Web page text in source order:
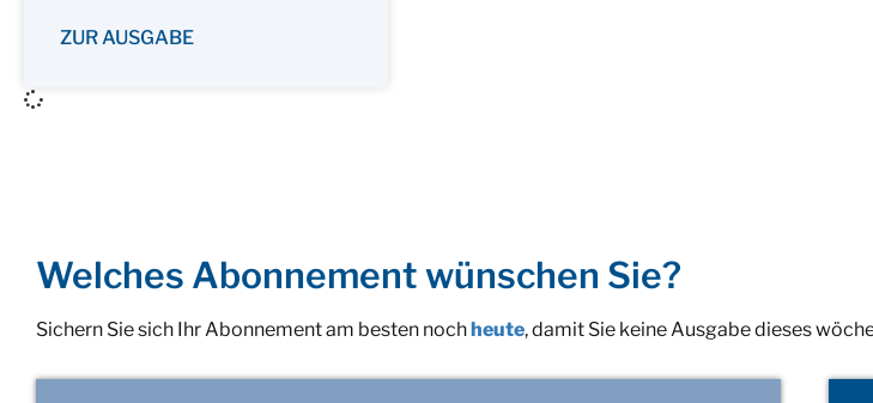
ZUR AUSGABE
Welches Abonnement wünschen Sie?
Sichern Sie sich Ihr Abonnement am besten nochheute, damit Sie keine Ausgabe dieses